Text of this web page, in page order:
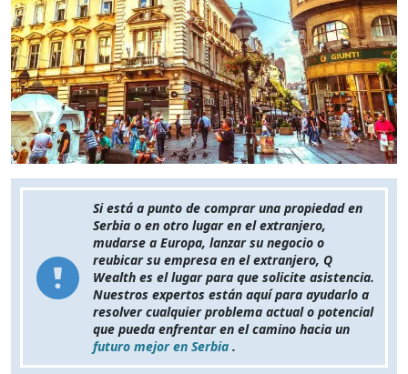
Si está a punto de comprar una propiedad en
Serbia o en otro lugar en el extranjero,
mudarse a Europa, lanzar su negocio o
reubicar su empresa en el extranjero, Q
Wealth es el lugar para que solicite asistencia.
Nuestros expertos están aquí para ayudarlo a
resolver cualquier problema actual o potencial
que pueda enfrentar en el camino hacia un
futuro mejor en Serbia .